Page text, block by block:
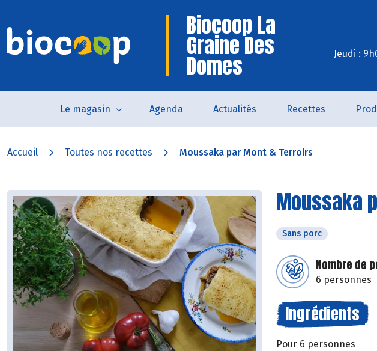
Biocoop La
Graine Des
Domes Jeudi :
Le magasin Agenda Actualités Recettes
Accueil Toutes nos recettes Moussaka par Mont & Terroirs
Moussaka
Sans porc
Nombre de
6 personnes
Ingrédients
Pour 6 personnes